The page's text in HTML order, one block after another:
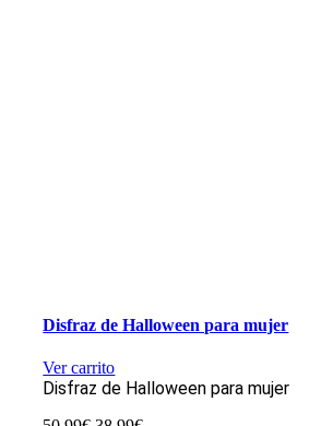
Disfraz de Halloween para mujer
Ver carrito
Disfraz de Halloween para mujer